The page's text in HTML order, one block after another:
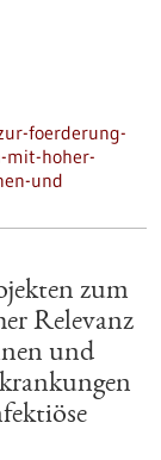
foerderung-
mit-hoher-
und
zum
Relevanz
und